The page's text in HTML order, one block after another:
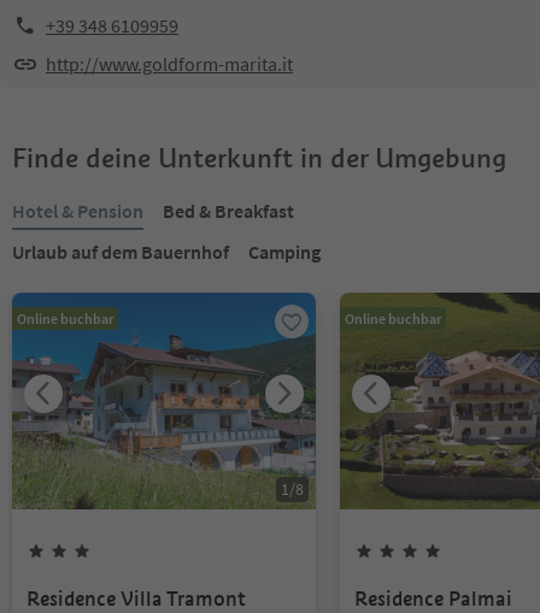
+39 348 6109959
http://www.goldform-marita.it
Finde deine Unterkunft in der Umgebung
Hotel & Pension
Bed & Breakfast
Urlaub auf dem Bauernhof
Camping
Online buchbar
1/8
Residence Villa Tramont
Online buchbar
Residence Palmai